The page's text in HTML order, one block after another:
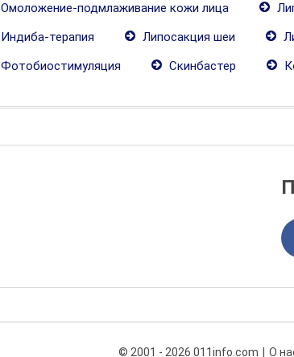
Омоложение-подмлаживание кожи лица
Индиба-терапия
Липосакция шеи
Фотобиостимуляция
Скинбастер
© 2001 - 2026 011info.com О